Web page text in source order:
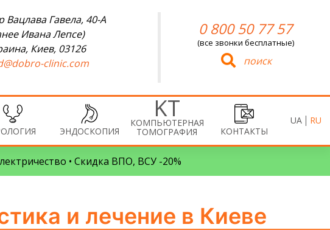
Вацлава Гавела, 40-А
Ивана Лепсе)
Киев, 03126
clinic.com
0 800 50 77 57
(все звонки бесплатные)
поиск
ЭНДОСКОПИЯ
КОМПЬЮТЕРНАЯ
ТОМОГРАФИЯ КОНТАКТЫ
UA RU
• Скидка ВПО, ВСУ -20%
и лечение в Киеве